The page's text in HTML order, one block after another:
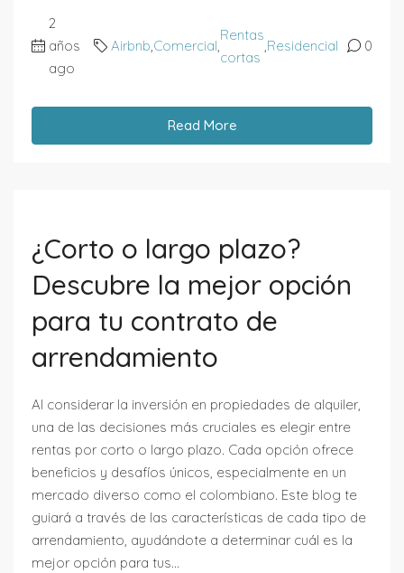
2
años
ago
Airbnb,Comercial,
Rentas
cortas
,Residencial 0
Read More
¿Corto o largo plazo?
Descubre la mejor opción
para tu contrato de
arrendamiento
Al considerar la inversión en propiedades de alquiler,
una de las decisiones más cruciales es elegir entre
rentas por corto o largo plazo. Cada opción ofrece
beneficios y desafíos únicos, especialmente en un
mercado diverso como el colombiano. Este blog te
guiará a través de las características de cada tipo de
arrendamiento, ayudándote a determinar cuál es la
mejor opción para tus...